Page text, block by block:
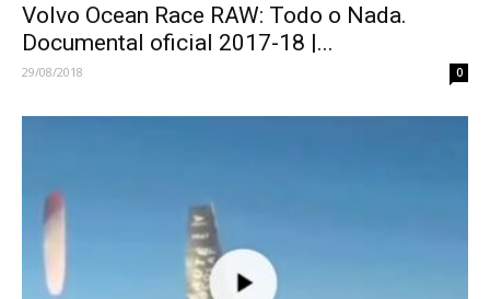
Volvo Ocean Race RAW: Todo o Nada.
Documental oficial 2017-18 |...
29/08/2018 0